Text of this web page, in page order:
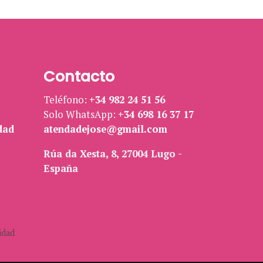
Contacto
Teléfono: +34 982 24 51 56
Solo WhatsApp: +34 698 16 37 17
atendadejose@gmail.com
Rúa da Xesta, 8, 27004 Lugo -
España